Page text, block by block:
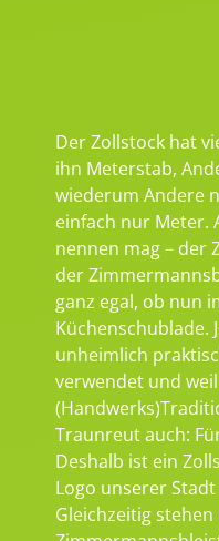
Der Zollstock hat
ihn Meterstab,
wiederum Andere
einfach nur Meter.
nennen mag – der
der
ganz egal, ob nun
Küchenschublade.
unheimlich
verwendet und
Traunreut auch:
Deshalb ist ein
Logo unserer
Gleichzeitig